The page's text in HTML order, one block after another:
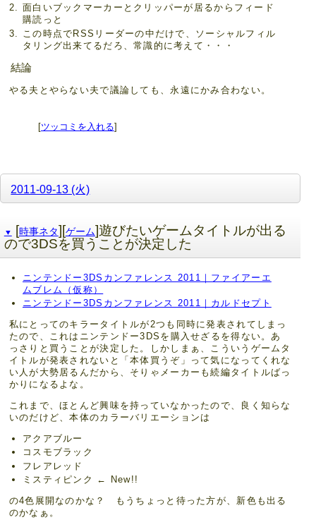
面白いブックマーカーとクリッパーが居るからフィード
購読っと
この時点でRSSリーダーの中だけで、ソーシャルフィル
タリング出来てるだろ、常識的に考えて・・・
結論
やる夫とやらない夫で議論しても、永遠にかみ合わない。
[ツッコミを入れる]
2011-09-13 (火)
▼ [時事ネタ][ゲーム]遊びたいゲームタイトルが出る
ので3DSを買うことが決定した
ニンテンドー3DSカンファレンス 2011｜ファイアーエ
ムブレム（仮称）
ニンテンドー3DSカンファレンス 2011｜カルドセプト
私にとってのキラータイトルが2つも同時に発表されてしまっ
たので、これはニンテンドー3DSを購入せざるを得ない。あ
っさりと買うことが決定した。しかしまぁ、こういうゲームタ
イトルが発表されないと「本体買うぞ」って気になってくれな
い人が大勢居るんだから、そりゃメーカーも続編タイトルばっ
かりになるよな。
これまで、ほとんど興味を持っていなかったので、良く知らな
いのだけど、本体のカラーバリエーションは
アクアブルー
コスモブラック
フレアレッド
ミスティピンク ← New!!
の4色展開なのかな？ もうちょっと待った方が、新色も出る
のかなぁ。